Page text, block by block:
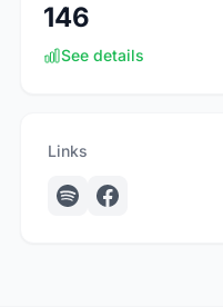
146
See details
Links